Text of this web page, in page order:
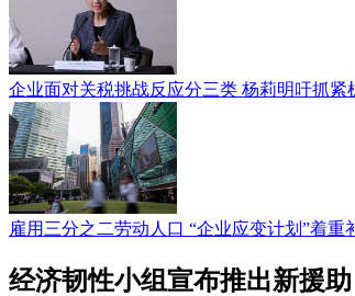
企业面对关税挑战反应分三类 杨莉明吁抓紧
雇用三分之二劳动人口 “企业应变计划”着重
经济韧性小组宣布推出新援